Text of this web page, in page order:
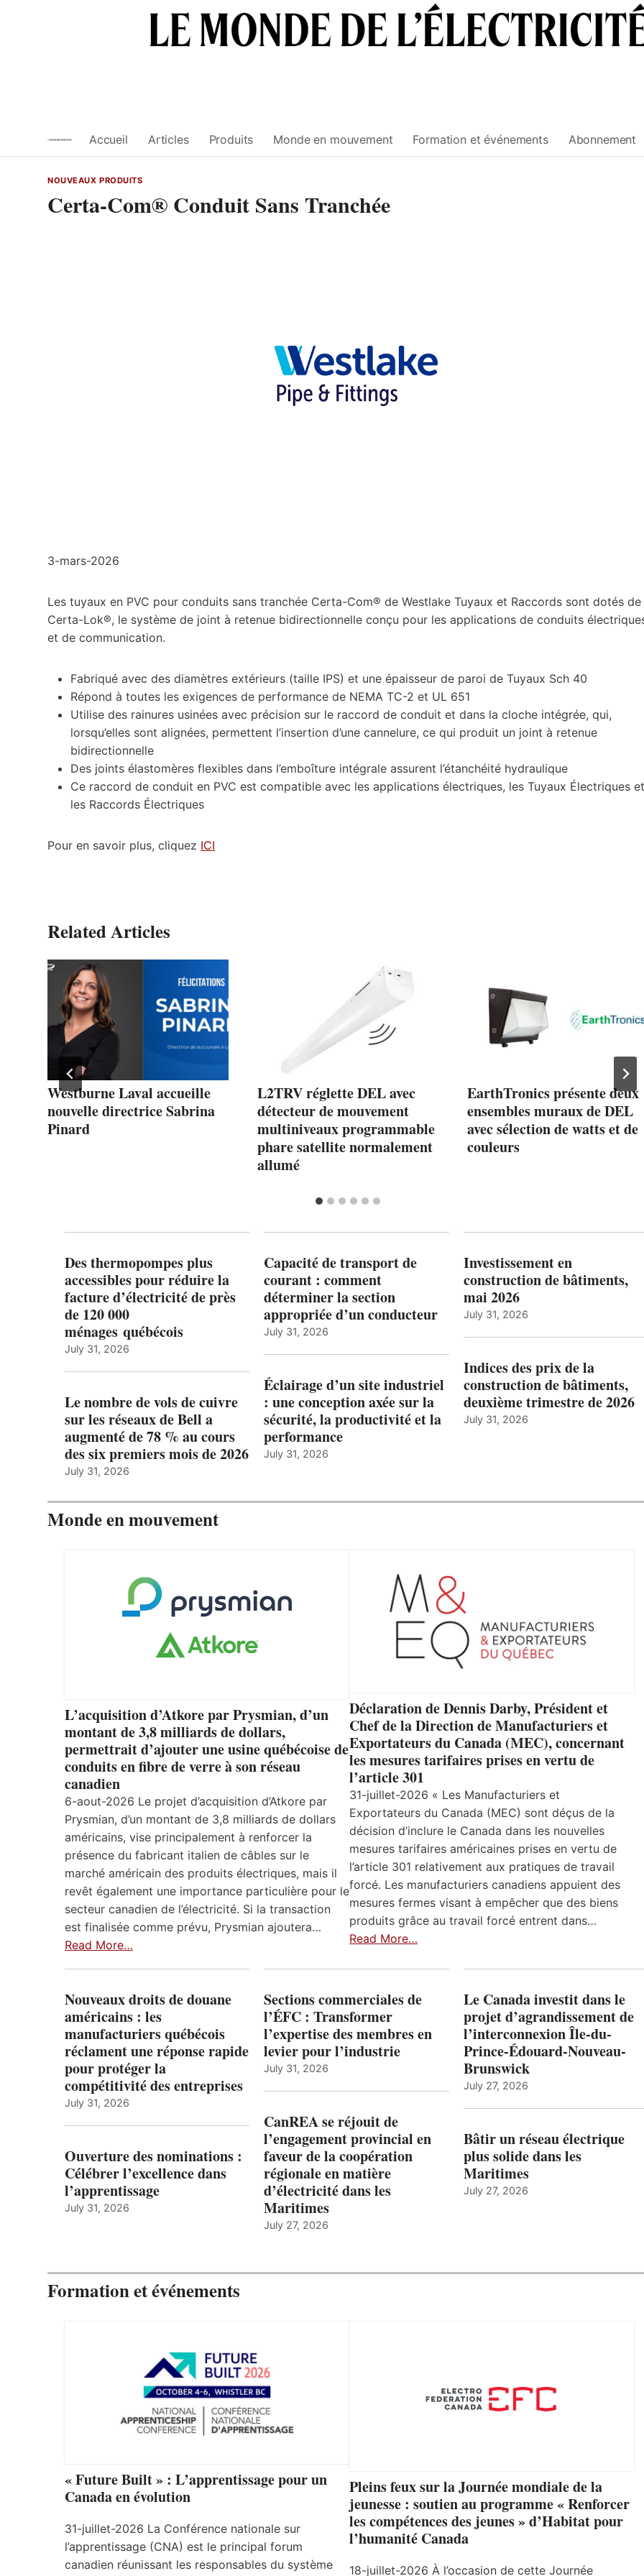
Accueil Articles Produits Monde en mouvement Formation et événements Abonnement
NOUVEAUX PRODUITS
Certa-Com® Conduit Sans Tranchée
3-mars-2026
Les tuyaux en PVC pour conduits sans tranchée Certa-Com® de Westlake Tuyaux et Raccords sont dotés de
Certa-Lok®, le système de joint à retenue bidirectionnelle conçu pour les applications de conduits
et de communication.
Fabriqué avec des diamètres extérieurs (taille IPS) et une épaisseur de paroi de Tuyaux Sch 40
Répond à toutes les exigences de performance de NEMA TC-2 et UL 651
Utilise des rainures usinées avec précision sur le raccord de conduit et dans la cloche intégrée, qui,
lorsqu’elles sont alignées, permettent l’insertion d’une cannelure, ce qui produit un joint à retenue
bidirectionnelle
Des joints élastomères flexibles dans l’emboîture intégrale assurent l’étanchéité hydraulique
Ce raccord de conduit en PVC est compatible avec les applications électriques, les Tuyaux Électriques et
les Raccords Électriques
Pour en savoir plus, cliquez ICI
Related Articles
Westburne Laval accueille
nouvelle directrice Sabrina
Pinard
L2TRV réglette DEL avec
détecteur de mouvement
multiniveaux programmable
phare satellite normalement
allumé
EarthTronics présente deux
ensembles muraux de DEL
avec sélection de watts et de
couleurs
Des thermopompes plus
accessibles pour réduire la
facture d’électricité de près
de 120 000
ménages québécois
July 31, 2026
Le nombre de vols de cuivre
sur les réseaux de Bell a
augmenté de 78 % au cours
des six premiers mois de 2026
July 31, 2026
Capacité de transport de
courant : comment
déterminer la section
appropriée d’un conducteur
July 31, 2026
Éclairage d’un site industriel
: une conception axée sur la
sécurité, la productivité et la
performance
July 31, 2026
Investissement en
construction de bâtiments,
mai 2026
July 31, 2026
Indices des prix de la
construction de bâtiments,
deuxième trimestre de 2026
July 31, 2026
Monde en mouvement
L’acquisition d’Atkore par Prysmian, d’un
montant de 3,8 milliards de dollars,
permettrait d’ajouter une usine québécoise de
conduits en fibre de verre à son réseau
canadien
6-aout-2026 Le projet d’acquisition d’Atkore par
Prysmian, d’un montant de 3,8 milliards de dollars
américains, vise principalement à renforcer la
présence du fabricant italien de câbles sur le
marché américain des produits électriques, mais il
revêt également une importance particulière pour le
secteur canadien de l’électricité. Si la transaction
est finalisée comme prévu, Prysmian ajoutera…
Read More…
Déclaration de Dennis Darby, Président et
Chef de la Direction de Manufacturiers et
Exportateurs du Canada (MEC), concernant
les mesures tarifaires prises en vertu de
l’article 301
31-juillet-2026 « Les Manufacturiers et
Exportateurs du Canada (MEC) sont déçus de la
décision d’inclure le Canada dans les nouvelles
mesures tarifaires américaines prises en vertu de
l’article 301 relativement aux pratiques de travail
forcé. Les manufacturiers canadiens appuient des
mesures fermes visant à empêcher que des biens
produits grâce au travail forcé entrent dans…
Read More…
Nouveaux droits de douane
américains : les
manufacturiers québécois
réclament une réponse rapide
pour protéger la
compétitivité des entreprises
July 31, 2026
Ouverture des nominations :
Célébrer l’excellence dans
l’apprentissage
July 31, 2026
Sections commerciales de
l’ÉFC : Transformer
l’expertise des membres en
levier pour l’industrie
July 31, 2026
CanREA se réjouit de
l’engagement provincial en
faveur de la coopération
régionale en matière
d’électricité dans les
Maritimes
July 27, 2026
Le Canada investit dans le
projet d’agrandissement de
l’interconnexion Île-du-
Prince-Édouard-Nouveau-
Brunswick
July 27, 2026
Bâtir un réseau électrique
plus solide dans les
Maritimes
July 27, 2026
Formation et événements
« Future Built » : L’apprentissage pour un
Canada en évolution
31-juillet-2026 La Conférence nationale sur
l’apprentissage (CNA) est le principal forum
canadien réunissant les responsables du système
Pleins feux sur la Journée mondiale de la
jeunesse : soutien au programme « Renforcer
les compétences des jeunes » d’Habitat pour
l’humanité Canada
18-juillet-2026 À l’occasion de cette Journée